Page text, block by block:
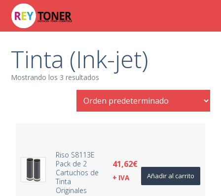
Tinta (Ink-jet)
Mostrando los 3 resultados
Riso S8113E
Pack de 2
Cartuchos de
Tinta
Originales
41,62€
+ IVA Añadir al carrito